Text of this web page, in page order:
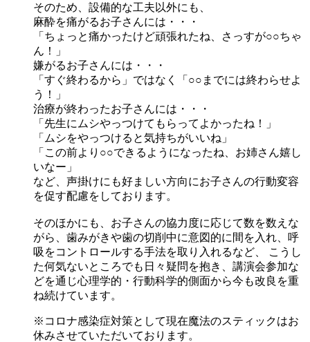
そのため、設備的な工夫以外にも、
麻酔を痛がるお子さんには・・・
「ちょっと痛かったけど頑張れたね、さっすが○○ちゃ
ん！」
嫌がるお子さんには・・・
「すぐ終わるから」ではなく「○○までには終わらせよ
う！」
治療が終わったお子さんには・・・
「先生にムシやっつけてもらってよかったね！」
「ムシをやっつけると気持ちがいいね」
「この前より○○できるようになったね、お姉さん嬉し
いなー」
など、 声掛けにも好ましい方向にお子さんの行動変容
を促す配慮をしております。
そのほかにも、お子さんの協力度に応じて数を数えな
がら、歯みがきや歯の切削中に意図的に間を入れ、呼
吸をコントロールする手法を取り入れるなど、 こうし
た何気ないところでも日々疑問を抱き、講演会参加な
どを通じ心理学的・行動科学的側面から今も改良を重
ね続けています。
※コロナ感染症対策として現在魔法のスティックはお
休みさせていただいております。